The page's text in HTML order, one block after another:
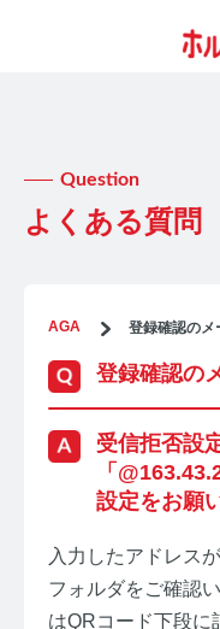
よくある質問
Question
AGA 登録確認のメ
登録確認の
受信拒否設
「
設定をお願
入力したアドレス
フォルダをご確認
はQRコード下段に